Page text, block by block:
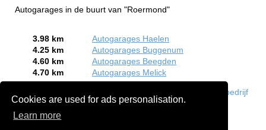
Cookies are used for ads personalisation.
Learn more
Autogarages in de buurt van "Roermond"
3.98 km
Autogarages Haelen
4.25 km
Autogarages Buggenum
4.60 km
Autogarages Beegden
4.70 km
Autogarages Melick
Meld een bedrijf
gratis aan